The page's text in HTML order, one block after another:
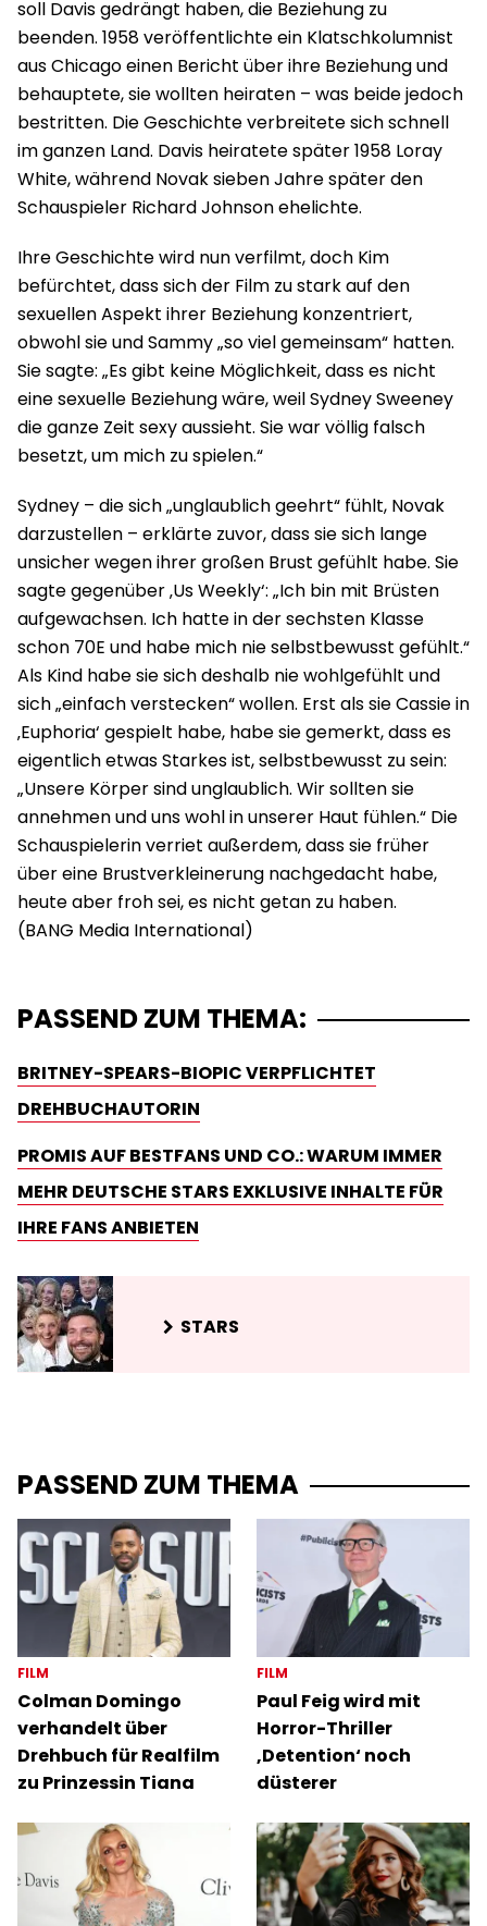
soll Davis gedrängt haben, die Beziehung zu
beenden. 1958 veröffentlichte ein Klatschkolumnist
aus Chicago einen Bericht über ihre Beziehung und
behauptete, sie wollten heiraten – was beide jedoch
bestritten. Die Geschichte verbreitete sich schnell
im ganzen Land. Davis heiratete später 1958 Loray
White, während Novak sieben Jahre später den
Schauspieler Richard Johnson ehelichte.
Ihre Geschichte wird nun verfilmt, doch Kim
befürchtet, dass sich der Film zu stark auf den
sexuellen Aspekt ihrer Beziehung konzentriert,
obwohl sie und Sammy „so viel gemeinsam“ hatten.
Sie sagte: „Es gibt keine Möglichkeit, dass es nicht
eine sexuelle Beziehung wäre, weil Sydney Sweeney
die ganze Zeit sexy aussieht. Sie war völlig falsch
besetzt, um mich zu spielen.“
Sydney – die sich „unglaublich geehrt“ fühlt, Novak
darzustellen – erklärte zuvor, dass sie sich lange
unsicher wegen ihrer großen Brust gefühlt habe. Sie
sagte gegenüber ‚Us Weekly‘: „Ich bin mit Brüsten
aufgewachsen. Ich hatte in der sechsten Klasse
schon 70E und habe mich nie selbstbewusst gefühlt.“
Als Kind habe sie sich deshalb nie wohlgefühlt und
sich „einfach verstecken“ wollen. Erst als sie Cassie in
‚Euphoria‘ gespielt habe, habe sie gemerkt, dass es
eigentlich etwas Starkes ist, selbstbewusst zu sein:
„Unsere Körper sind unglaublich. Wir sollten sie
annehmen und uns wohl in unserer Haut fühlen.“ Die
Schauspielerin verriet außerdem, dass sie früher
über eine Brustverkleinerung nachgedacht habe,
heute aber froh sei, es nicht getan zu haben.
PASSEND ZUM THEMA:
BRITNEY-SPEARS-BIOPIC VERPFLICHTET
DREHBUCHAUTORIN
PROMIS AUF BESTFANS UND CO.: WARUM IMMER
MEHR DEUTSCHE STARS EXKLUSIVE INHALTE FÜR
IHRE FANS ANBIETEN
STARS
PASSEND ZUM THEMA
FILM
Colman Domingo
verhandelt über
Drehbuch für Realfilm
zu Prinzessin Tiana
FILM
Paul Feig wird mit
Horror-Thriller
‚Detention‘ noch
düsterer